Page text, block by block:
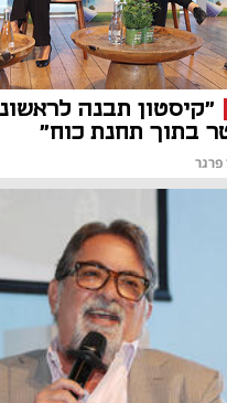
"קיסטון תבנה
בתוך תחנת כוח"
פרגר